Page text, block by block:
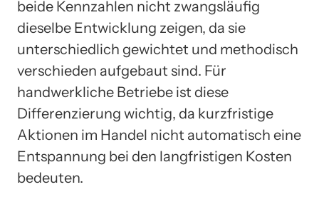
beide Kennzahlen nicht zwangsläufig
dieselbe Entwicklung zeigen, da sie
unterschiedlich gewichtet und methodisch
verschieden aufgebaut sind. Für
handwerkliche Betriebe ist diese
Differenzierung wichtig, da kurzfristige
Aktionen im Handel nicht automatisch eine
Entspannung bei den langfristigen Kosten
bedeuten.